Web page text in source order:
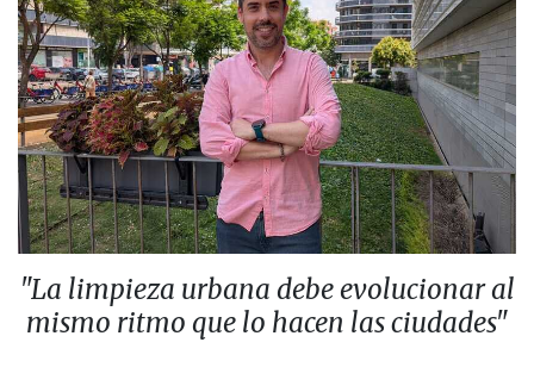
"La limpieza urbana debe evolucionar al
mismo ritmo que lo hacen las ciudades"